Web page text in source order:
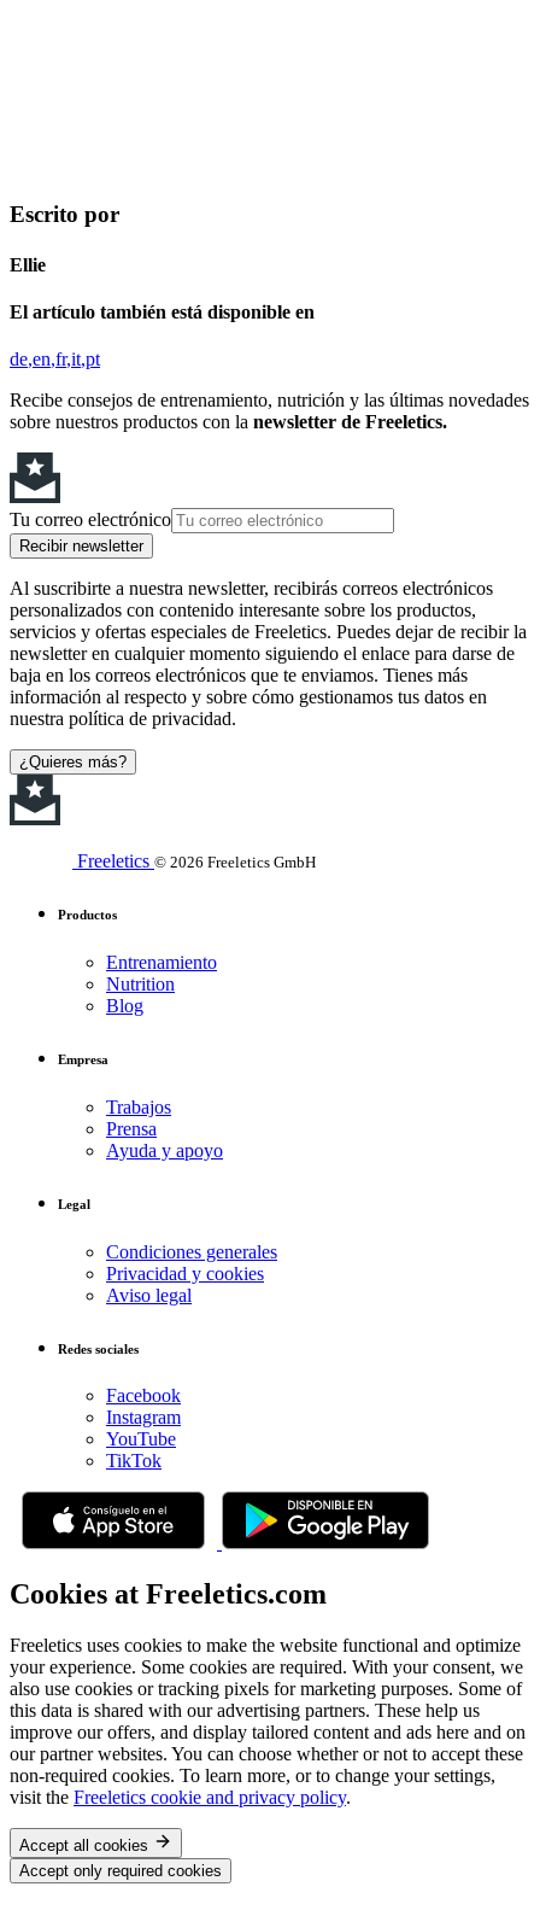
Escrito por
Ellie
El artículo también está disponible en
de en fr it pt
Recibe consejos de entrenamiento, nutrición y las últimas novedades
sobre nuestros productos con la newsletter de Freeletics.
Tu correo electrónico
Recibir newsletter
Al suscribirte a nuestra newsletter, recibirás correos electrónicos
personalizados con contenido interesante sobre los productos,
servicios y ofertas especiales de Freeletics. Puedes dejar de recibir la
newsletter en cualquier momento siguiendo el enlace para darse de
baja en los correos electrónicos que te enviamos. Tienes más
información al respecto y sobre cómo gestionamos tus datos en
nuestra política de privacidad.
¿Quieres más?
Freeletics © 2026 Freeletics GmbH
Productos
Entrenamiento
Nutrition
Blog
Empresa
Trabajos
Prensa
Ayuda y apoyo
Legal
Condiciones generales
Privacidad y cookies
Aviso legal
Redes sociales
Facebook
Instagram
YouTube
TikTok
Cookies at Freeletics.com
Freeletics uses cookies to make the website functional and optimize
your experience. Some cookies are required. With your consent, we
also use cookies or tracking pixels for marketing purposes. Some of
this data is shared with our advertising partners. These help us
improve our offers, and display tailored content and ads here and on
our partner websites. You can choose whether or not to accept these
non-required cookies. To learn more, or to change your settings,
visit the Freeletics cookie and privacy policy.
Accept all cookies
Accept only required cookies